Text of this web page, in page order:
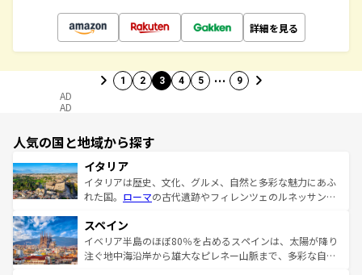
詳細を見る
1 2 3 4 5 … 9
AD
AD
人気の国と地域から探す
イタリア
イタリアは歴史、文化、グルメ、自然と多彩な魅力にあふ
れた国。 ローマの古代遺跡やフィレンツェのルネッサンス
ろん、トスカーナの美しい田園風景やアマルフィ海岸の絶
景など、自然景観も見逃せない。観光の合間には、本場の
ピザやパスタなど、絶品のイタリア料理を堪能することも
スペイン
イベリア半島のほぼ80％を占めるスペインは、太陽が降り
注ぐ地中海沿岸から雄大なピレネー山脈まで、多彩な自然